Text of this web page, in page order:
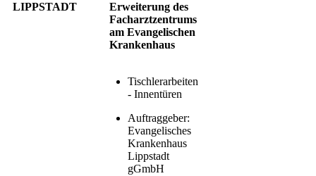
LIPPSTADT
Erweiterung des
Facharztzentrums
am Evangelischen
Krankenhaus
Tischlerarbeiten
- Innentüren
Auftraggeber:
Evangelisches
Krankenhaus
Lippstadt
gGmbH